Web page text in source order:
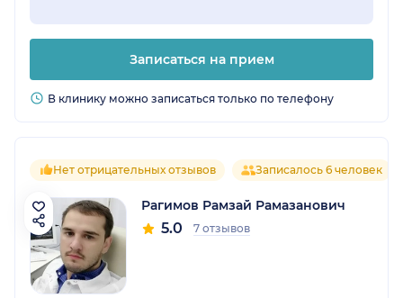
Записаться на прием
В клинику можно записаться только по телефону
Нет отрицательных отзывов Записалось 6 человек
Рагимов Рамзай Рамазанович
5.0 7 отзывов